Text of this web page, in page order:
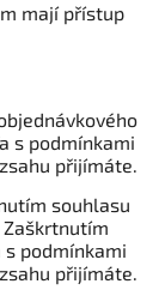
mají přístup
s podmínkami
přijímáte.
souhlasu
podmínkami
přijímáte.